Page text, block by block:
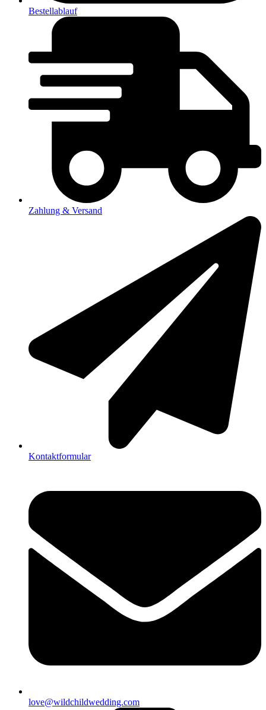
Bestellablauf
Zahlung & Versand
Kontaktformular
love@wildchildwedding.com